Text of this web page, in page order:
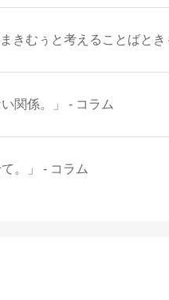
きむぅと考えることばと
関係。」 - コラム
。」 - コラム